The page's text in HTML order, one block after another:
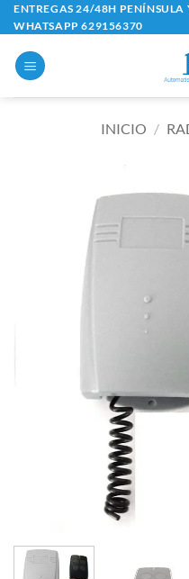
Saltar
al
contenido
ENTREGAS 24/48H PENÍNSULA
WHATSAPP 629156370
INICIO /